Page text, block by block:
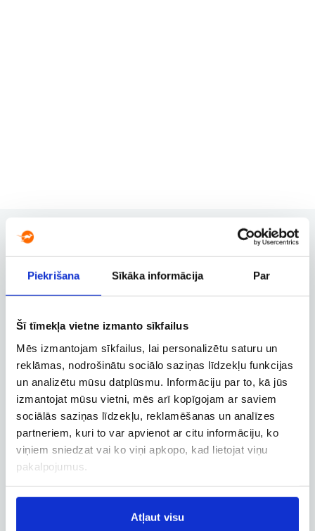
Piekrišana Sīkāka informācija Par
Šī tīmekļa vietne izmanto sīkfailus
Mēs izmantojam sīkfailus, lai personalizētu saturu un
reklāmas, nodrošinātu sociālo saziņas līdzekļu funkcijas
un analizētu mūsu datplūsmu. Informāciju par to, kā jūs
izmantojat mūsu vietni, mēs arī kopīgojam ar saviem
sociālās saziņas līdzekļu, reklamēšanas un analīzes
partneriem, kuri to var apvienot ar citu informāciju, ko
viņiem sniedzat vai ko viņi apkopo, kad lietojat viņu
pakalpojumus.
Atļaut visu
Užsakymų valdymas
Užsakymo keitimas, atšaukimas ir
Verslo paskyra
Verslo, tarnybinių ir darbostogų
skrydžių užsakymai
Skrydžio sekimas
Skrydžio būsenos ir kitos aktualios
informacijos sekimas realiuoju laiku